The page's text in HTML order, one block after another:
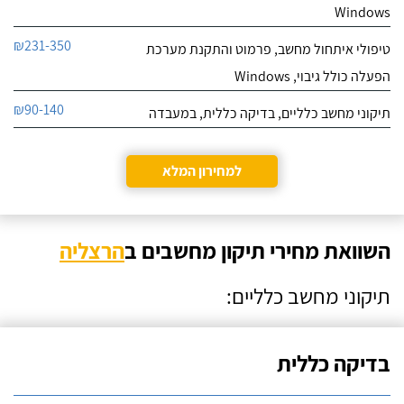
Windows
טיפולי איתחול מחשב, פרמוט והתקנת מערכת
הפעלה כולל גיבוי, Windows
₪231-350
תיקוני מחשב כלליים, בדיקה כללית, במעבדה ₪90-140
למחירון המלא
השוואת מחירי תיקון מחשבים בהרצליה
תיקוני מחשב כלליים:
בדיקה כללית